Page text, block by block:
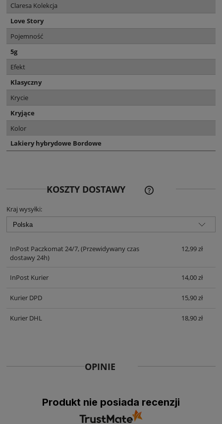
Claresa Kolekcja
Love Story
Pojemność
5g
Efekt
Klasyczny
Krycie
Kryjące
Kolor
Lakiery hybrydowe Bordowe
KOSZTY DOSTAWY
CENA NIE ZAWIERA
KOSZTÓW PŁATNOŚCI
Kraj wysyłki:
InPost Paczkomat 24/7, (Przewidywany czas
dostawy 24h)
12,99 zł
InPost Kurier 14,00 zł
Kurier DPD 15,90 zł
Kurier DHL 18,90 zł
OPINIE
Produkt nie posiada recenzji